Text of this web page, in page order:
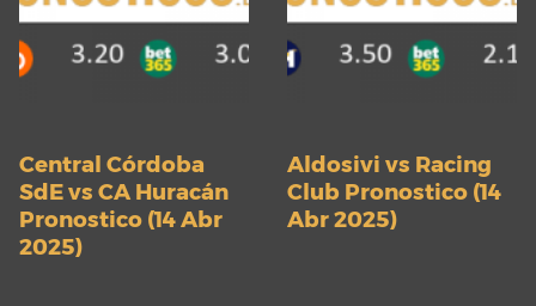
Central Córdoba
SdE vs CA Huracán
Pronostico (14 Abr
2025)
Aldosivi vs Racing
Club Pronostico (14
Abr 2025)